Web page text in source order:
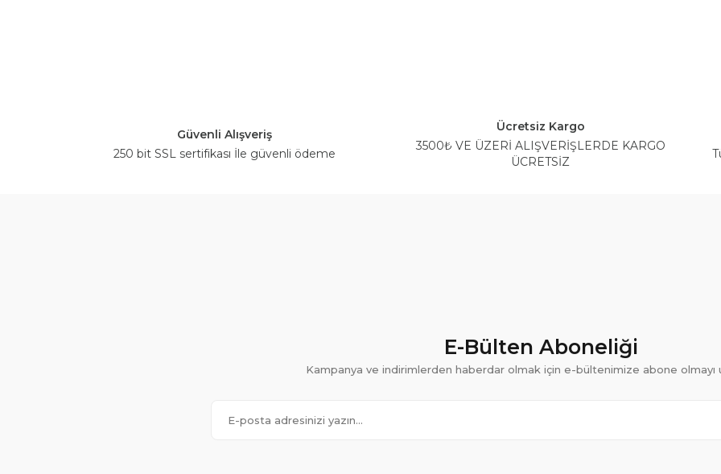
Güvenli Alışveriş
250 bit SSL sertifikası İle güvenli ödeme
Ücretsiz Kargo
3500₺ VE ÜZERİ ALIŞVERİŞLERDE KARGO
ÜCRETSİZ
E-Bülten Aboneliği
Kampanya ve indirimlerden haberdar olmak için e-bültenimize abone olmayı